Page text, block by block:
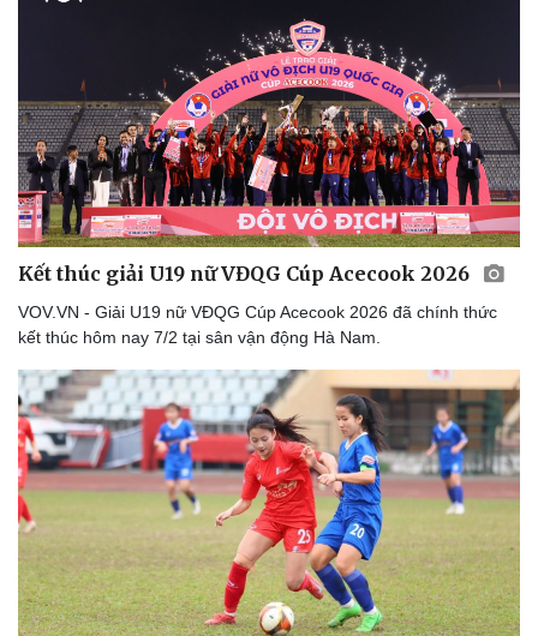
Dinh dưỡng - món ngon
Cây thuốc
Sản phụ khoa
Nhi khoa
Nam khoa
Làm đẹp - giảm cân
Phòng mạch online
Ăn sạch sống khỏe
Nhà đẹp
Blog
Tình yêu - Gia đình
Kết thúc giải U19 nữ VĐQG Cúp Acecook 2026
VOV.VN - Giải U19 nữ VĐQG Cúp Acecook 2026 đã chính thức
kết thúc hôm nay 7/2 tại sân vận động Hà Nam.